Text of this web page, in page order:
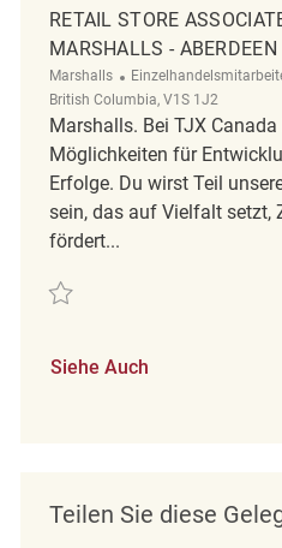
RETAIL STORE
MARSHALLS -
Marshalls Kategorie
British Columbia, V1S 1J2
Marshalls. Bei TJX
Möglichkeiten für
Erfolge. Du wirst Teil
sein, das auf Vielfalt setzt,
fördert...
Retten Retail Store Associate
Siehe Auch
Teilen Sie diese